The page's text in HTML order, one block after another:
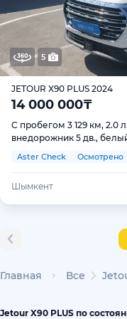
5
JETOUR X90 PLUS 2024
14 000 000₸
С пробегом 3 129 км, 2.0
внедорожник 5 дв.,
Aster Check Осмотрено
Шымкент
Главная Все
Jetour X90 PLUS по